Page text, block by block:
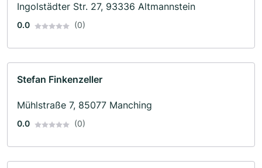
Ingolstädter Str. 27, 93336 Altmannstein
0.0 (0)
Stefan Finkenzeller
Mühlstraße 7, 85077 Manching
0.0 (0)